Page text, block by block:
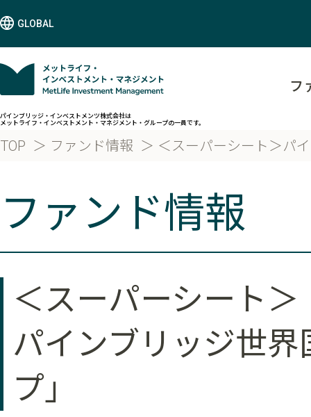
GLOBAL
パインブリッジ・インベストメンツ株式会社は
メットライフ・インベストメント・マネジメント・グループの一員です。
フ
TOP ファンド情報 ＜スーパーシート＞パ
ファンド情報
＜スーパーシート＞
パインブリッジ世
プ」